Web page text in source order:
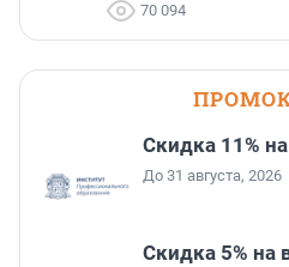
70 094
Скидка 11%
До 31 августа, 2026
Скидка 5% на